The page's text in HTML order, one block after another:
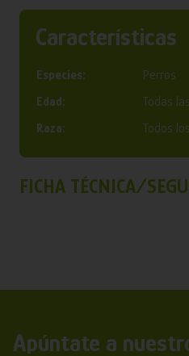
Características
Especies:
Perros
Edad:
Todas
Raza:
Todos
FICHA TÉCNICA/
Apúntate a